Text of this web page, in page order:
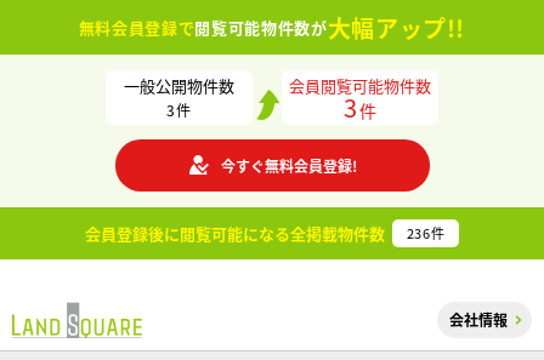
無料会員登録で閲覧可能物件数が大幅アップ!!
一般公開物件数
3件
会員閲覧可能物件数
3件
今すぐ無料会員登録!
会員登録後に閲覧可能になる全掲載物件数 236件
会社情報